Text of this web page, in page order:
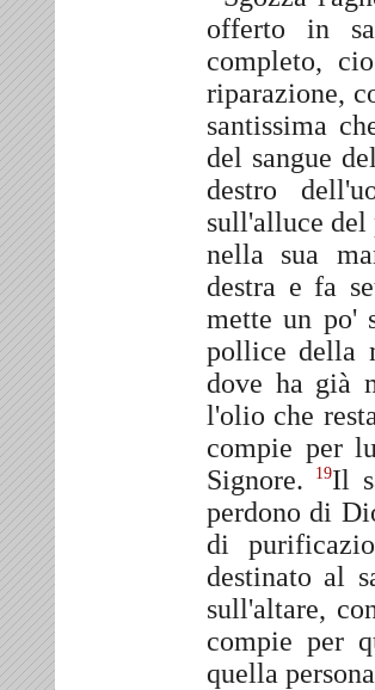
offerto in
completo,
riparazione,
santissima
del sangue
destro
sull'alluce del
nella sua
destra e fa
mette un po'
pollice della
dove ha già
l'olio che
compie per
Signore.
19Il
perdono di
di
destinato al
sull'altare,
compie per
quella